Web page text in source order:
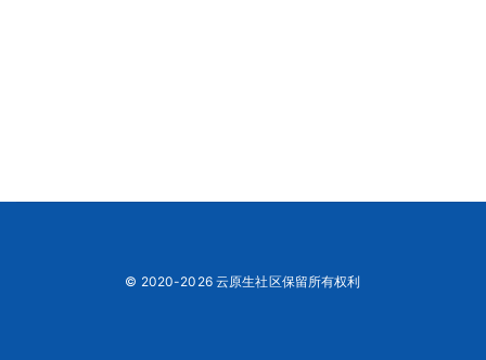
© 2020-2026 云原生社区保留所有权利